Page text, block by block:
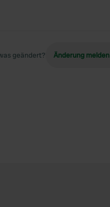
geändert? Änderung melden